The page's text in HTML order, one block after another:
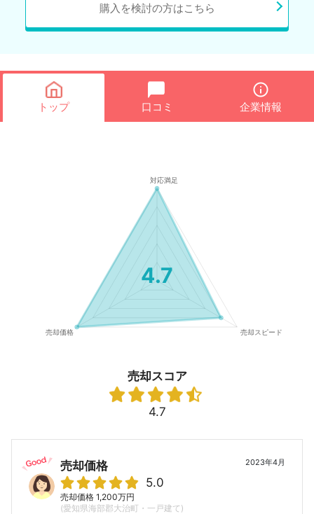
購入を検討の方はこちら
トップ 口コミ 企業情報
4.7
売却スコア
4.7
2023年4月
売却価格
5.0
売却価格 1,200万円
(愛知県海部郡大治町・一戸建て)